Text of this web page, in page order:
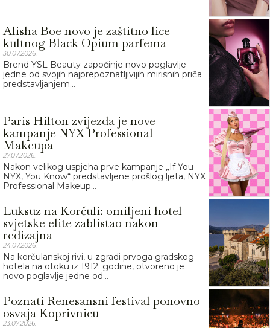
Alisha Boe novo je zaštitno lice
kultnog Black Opium parfema
30.07.2026.
Brend YSL Beauty započinje novo poglavlje
jedne od svojih najprepoznatljivijih mirisnih priča
predstavljanjem...
Paris Hilton zvijezda je nove
kampanje NYX Professional
Makeupa
27.07.2026.
Nakon velikog uspjeha prve kampanje „If You
NYX, You Know“ predstavljene prošlog ljeta, NYX
Professional Makeup...
Luksuz na Korčuli: omiljeni hotel
svjetske elite zablistao nakon
redizajna
24.07.2026.
Na korčulanskoj rivi, u zgradi prvoga gradskog
hotela na otoku iz 1912. godine, otvoreno je
novo poglavlje jedne od...
Poznati Renesansni festival ponovno
osvaja Koprivnicu
23.07.2026.